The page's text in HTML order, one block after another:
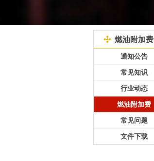
燃油附加费
通知公告
常见知识
行业动态
燃油附加费
常见问题
文件下载